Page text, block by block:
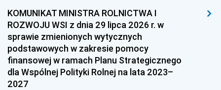
KOMUNIKAT MINISTRA ROLNICTWA I
ROZWOJU WSI z dnia 29 lipca 2026 r. w
sprawie zmienionych wytycznych
podstawowych w zakresie pomocy
finansowej w ramach Planu Strategicznego
dla Wspólnej Polityki Rolnej na lata 2023–
2027